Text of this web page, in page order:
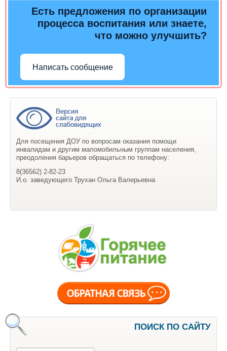
Есть предложения по организации
процесса воспитания или знаете,
что можно улучшить?
Написать сообщение
Для посещения ДОУ по вопросам оказания помощи
инвалидам и другим маломобильным группам населения,
преодоления барьеров обращаться по телефону:
8(36562) 2-82-23
И.о. заведующего Трухан Ольга Валерьевна
ПОИСК ПО САЙТУ
Поиск